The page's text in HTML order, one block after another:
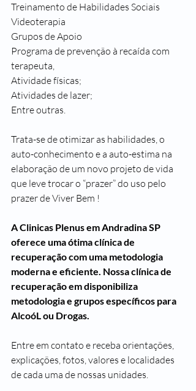
Treinamento de Habilidades Sociais
Videoterapia
Grupos de Apoio
Programa de prevenção à recaída com
terapeuta,
Atividade físicas;
Atividades de lazer;
Entre outras.
Trata-se de otimizar as habilidades, o
auto-conhecimento e a auto-estima na
elaboração de um novo projeto de vida
que leve trocar o “prazer” do uso pelo
prazer de Viver Bem !
A Clinicas Plenus em Andradina SP
oferece uma ótima clínica de
recuperação com uma metodologia
moderna e eficiente. Nossa clínica de
recuperação em disponibiliza
metodologia e grupos específicos para
AlcoóL ou Drogas.
Entre em contato e receba orientações,
explicações, fotos, valores e localidades
de cada uma de nossas unidades.